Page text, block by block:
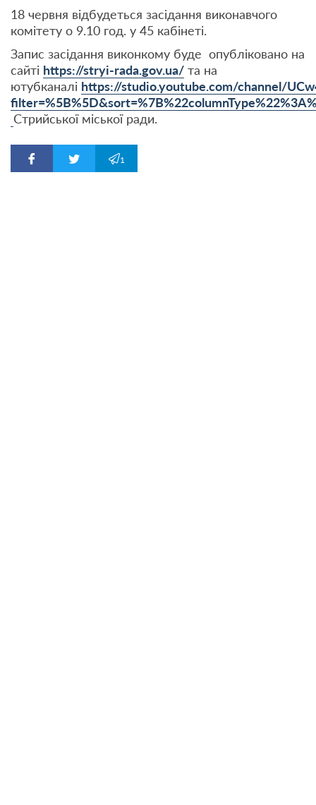
1
18 червня відбудеться засідання виконавчого
комітету о 9.10 год. у 45 кабінеті.
Запис засідання виконкому буде опубліковано на
сайті https://stryi-rada.gov.ua/ та на
ютубканалі https://studio.youtube.com/channel/
Стрийської міської ради.